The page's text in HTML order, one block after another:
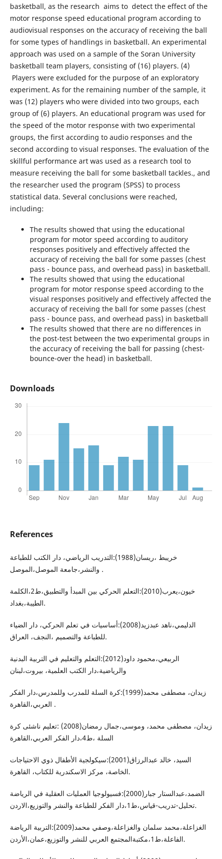
basketball, as the research aims to detect the effect of the
motor response speed educational program according to
audiovisual responses on the accuracy of receiving the ball
for some types of handlings in basketball. An experimental
approach was used on a sample of the Soran University
basketball team players, consisting of (16) players. (4)
Players were excluded for the purpose of an exploratory
experiment. As for the remaining number of the sample, it
was (12) players who were divided into two groups, each
group of (6) players. An educational program was used for
the speed of the motor response with two experimental
groups, the first according to audio responses and the
second according to visual responses. The evaluation of the
skillful performance art was used as a research tool to
measure receiving the ball for some basketball tackles., and
the researcher used the program (SPSS) to process
statistical data. Several conclusions were reached,
including:
The results showed that using the educational
program for motor speed according to auditory
responses positively and effectively affected the
accuracy of receiving the ball for some passes (chest
pass - bounce pass, and overhead pass) in basketball.
The results showed that using the educational
program for motor response speed according to the
visual responses positively and effectively affected the
accuracy of receiving the ball for some passes (chest
pass - bounce pass, and overhead pass) in basketball
The results showed that there are no differences in
the post-test between the two experimental groups in
the accuracy of receiving the ball for passing (chest-
bounce-over the head) in basketball.
Downloads
References
خريبط ،ريسان(1988):التدريب الرياضي، دار الكتب للطباعة
والنشر،جامعة الموصل،الموصل .
خيون،يعرب(2010):التعلم الحركي بين المبدأ والتطبيق،ط2،الكلمة
الطيبة،بغداد.
الدليمي،ناهد عبدزيد(2008):أساسيات في تعلم الحركي، دار الضياء
للطباعة والتصميم ،النجف، العراق.
الربيعي،محمود داود(2012):التعلم والتعليم في التربية البدنية
والرياضية،دار الكتب العلمية، بيروت،لبنان
زيدان، مصطفى محمد(1999):كرة السلة للمدرب وللمدرس،دار الفكر
العربي،القاهرة .
زيدان، مصطفى محمد، وموسى،جمال رمضان(2008) :تعليم ناشئى كرة
السلة ،ط4،دار الفكر العربي،القاهرة
السيد، خالد عبدالرزاق(2001):سيكولجية الأطفال ذوي الاحتياجات
الخاصة، مركز الاسكندرية للكتاب، القاهرة.
الضمد،عبدالستار جبار(2000):فسيولوجيا العمليات العقلية في الرياضة
تحليل-تدريب-قياس،ط1،دار الفكر للطباعة والنشر والتوزيع،الاردن.
الغزاعلة،محمد سلمان والغزاعلة،وصفي محمد(2009):التربية الرياضة
الفاعلة،ط1،مكتبةالمجتمع العربي للنشر والتوزيع،عمان،الأردن.